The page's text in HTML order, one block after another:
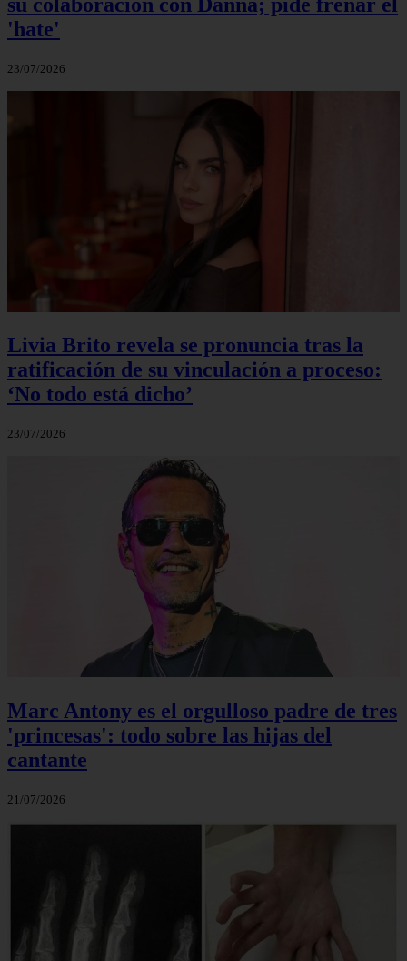
'hate'
23/07/2026
Livia Brito revela se pronuncia tras la
ratificación de su vinculación a proceso:
‘No todo está dicho’
23/07/2026
Marc Antony es el orgulloso padre de tres
'princesas': todo sobre las hijas del
cantante
21/07/2026